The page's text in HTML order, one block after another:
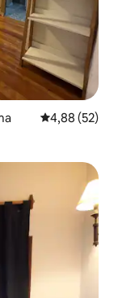
Средна
4,88 (52)